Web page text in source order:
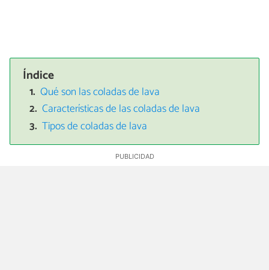
Índice
Qué son las coladas de lava
Características de las coladas de lava
Tipos de coladas de lava